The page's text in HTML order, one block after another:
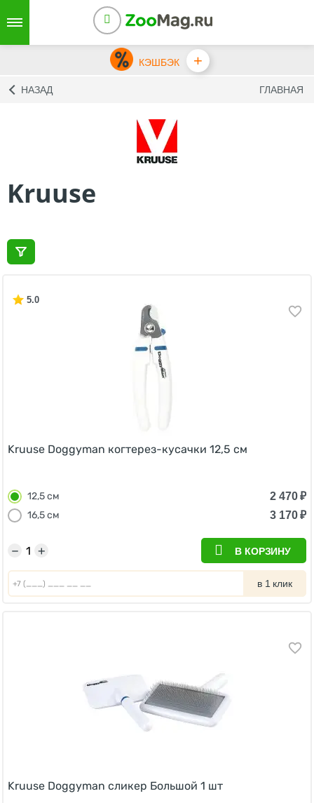
КЭШБЭК +
НАЗАД ГЛАВНАЯ
Kruuse
5.0
Kruuse Doggyman когтерез-кусачки 12,5 см
12,5 см 2 470₽
16,5 см
3 170₽
+
− В КОРЗИНУ
в 1 клик
Kruuse Doggyman сликер Большой 1 шт